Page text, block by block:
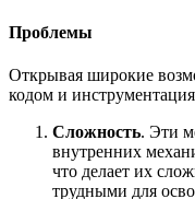
Проблемы
Открывая широкие
кодом и
Сложность. Эти
внутренних
что делает их
трудными для